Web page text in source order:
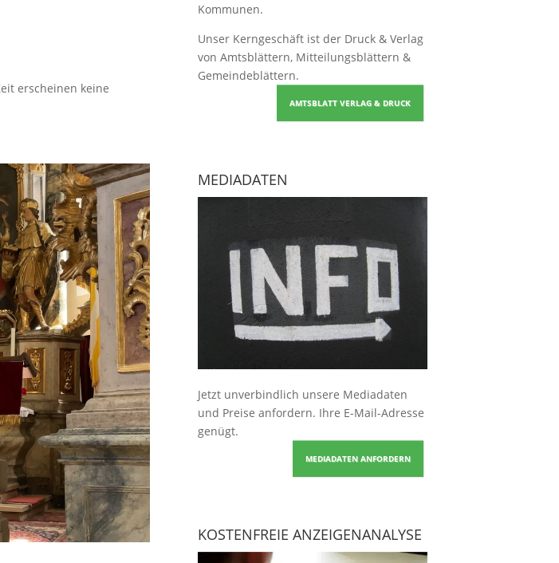
erscheinen keine
Kommunen.
Unser Kerngeschäft ist der Druck & Verlag
von Amtsblättern, Mitteilungsblättern &
Gemeindeblättern.
AMTSBLATT VERLAG & DRUCK
MEDIADATEN
Jetzt unverbindlich unsere Mediadaten
und Preise anfordern. Ihre E-Mail-Adresse
genügt.
MEDIADATEN ANFORDERN
KOSTENFREIE ANZEIGENANALYSE